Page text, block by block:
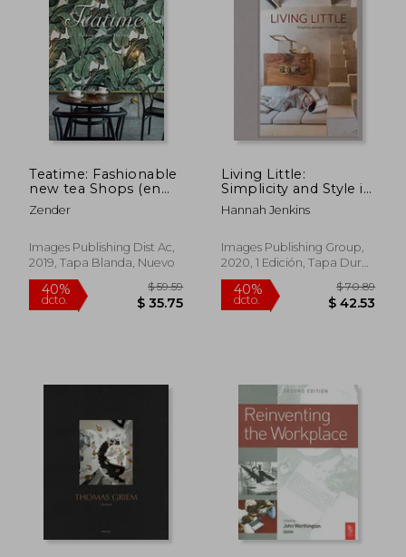
40%
dcto.
$ 136.67
$ 82.00
45%
dcto.
dcto.
Teatime: Fashionable
new tea Shops (en
Inglés)
Zender
Images Publishing Dist Ac,
2019, Tapa Blanda, Nuevo
Living Little:
Simplicity and Style in
a Small Space (en
Inglés)
Hannah Jenkins
Images Publishing Group,
2020, 1 Edición, Tapa Dura,
Nuevo